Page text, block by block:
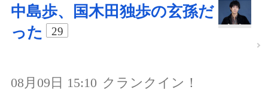
中島歩、国木田独歩の玄孫だ
った
29
08月09日 15:10 クランクイン！